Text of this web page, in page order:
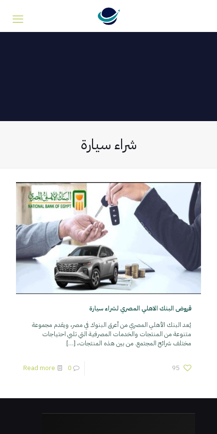
شراء سيارة
قروض البنك الاهلي المصري لشراء سيارة
يُعد البنك الأهلي المصري من أعرق البنوك في مصر، ويقدم مجموعة
متنوعة من المنتجات والخدمات المصرفية التي تلبي احتياجات
مختلف شرائح المجتمع. من بين هذه المنتجات، […]
95
0
Read more